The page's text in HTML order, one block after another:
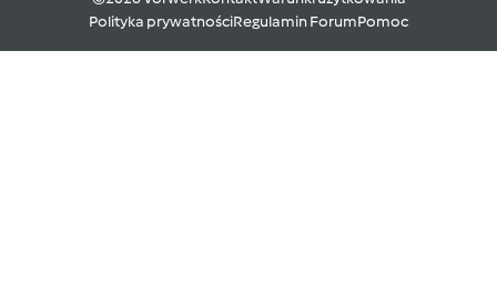
Polityka prywatnościRegulamin ForumPomoc